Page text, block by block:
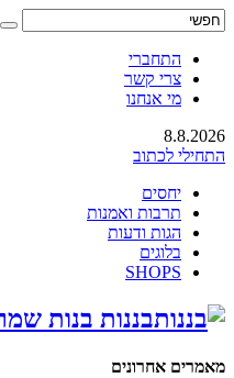
התחברי
צרי קשר
מי אנחנו
8.8.2026
התחילי לכתוב
יחסים
תרבות ואמנות
הגות ודעות
בלוגים
SHOPS
בננות בנות
מאמרים אחרונים